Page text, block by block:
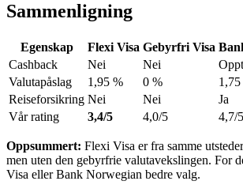
Sammenligning
Egenskap Flexi Visa Gebyrfri Visa
Cashback
Nei Nei
Valutapåslag
1,95 % 0 %
Reiseforsikring Nei Nei
Ja
Vår rating
3,4/5 4,0/5 4,7/5
Oppsummert: Flexi Visa er fra samme
men uten den gebyrfrie valutavekslingen. For
Visa eller Bank Norwegian bedre valg.